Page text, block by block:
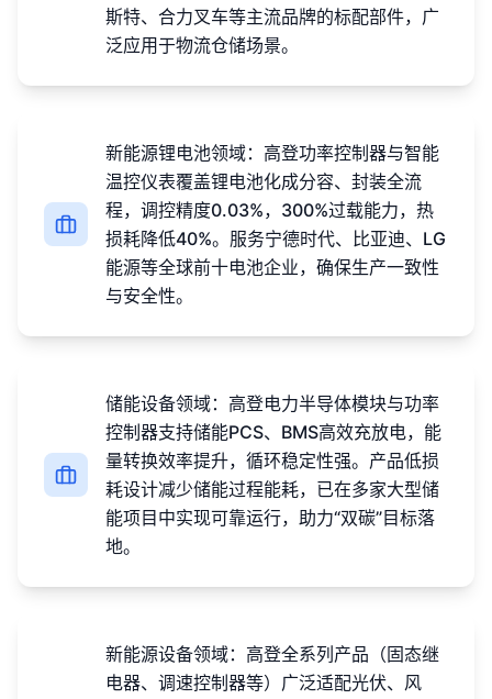
斯特、合力叉车等主流品牌的标配部件，广
泛应用于物流仓储场景。
新能源锂电池领域：高登功率控制器与智能
温控仪表覆盖锂电池化成分容、封装全流
程，调控精度0.03%，300%过载能力，热
损耗降低40%。服务宁德时代、比亚迪、LG
能源等全球前十电池企业，确保生产一致性
与安全性。
储能设备领域：高登电力半导体模块与功率
控制器支持储能PCS、BMS高效充放电，能
量转换效率提升，循环稳定性强。产品低损
耗设计减少储能过程能耗，已在多家大型储
能项目中实现可靠运行，助力“双碳”目标落
地。
新能源设备领域：高登全系列产品（固态继
电器、调速控制器等）广泛适配光伏、风